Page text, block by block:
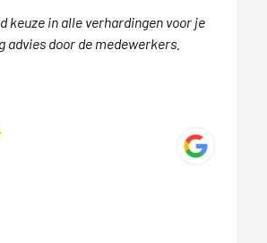
keuze in alle verhardingen voor je
advies door de medewerkers.